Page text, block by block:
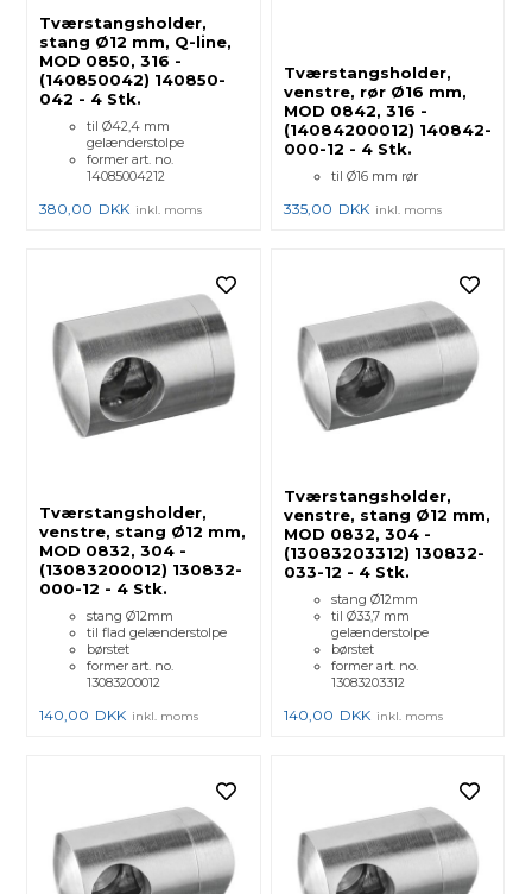
Tværstangsholder,
stang Ø12 mm, Q-line,
MOD 0850, 316 -
(140850042) 140850-
042 - 4 Stk.
til Ø42,4 mm
gelænderstolpe
former art. no.
14085004212
380,00 DKK inkl. moms
Tværstangsholder,
venstre, rør Ø16 mm,
MOD 0842, 316 -
(14084200012) 140842-
000-12 - 4 Stk.
til Ø16 mm rør
335,00 DKK inkl. moms
Tværstangsholder,
venstre, stang Ø12 mm,
MOD 0832, 304 -
(13083200012) 130832-
000-12 - 4 Stk.
stang Ø12mm
til flad gelænderstolpe
børstet
former art. no.
13083200012
140,00 DKK inkl. moms
Tværstangsholder,
venstre, stang Ø12 mm,
MOD 0832, 304 -
(13083203312) 130832-
033-12 - 4 Stk.
stang Ø12mm
til Ø33,7 mm
gelænderstolpe
børstet
former art. no.
13083203312
140,00 DKK inkl. moms